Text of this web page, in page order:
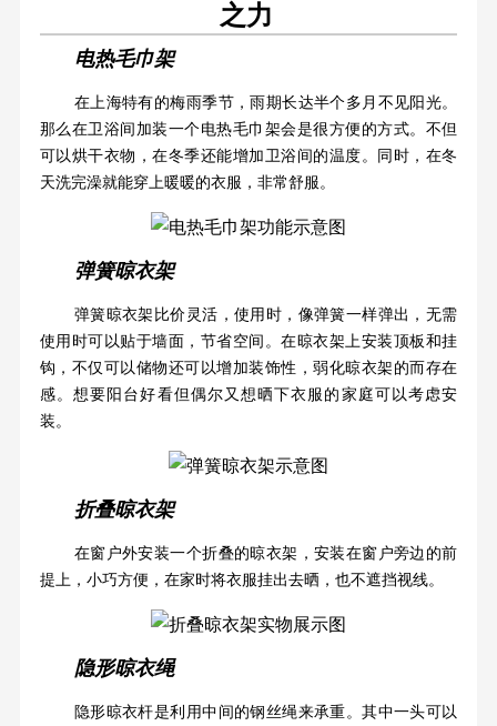
之力
电热毛巾架
在上海特有的梅雨季节，雨期长达半个多月不见阳光。
那么在卫浴间加装一个电热毛巾架会是很方便的方式。不但
可以烘干衣物，在冬季还能增加卫浴间的温度。同时，在冬
天洗完澡就能穿上暖暖的衣服，非常舒服。
弹簧晾衣架
弹簧晾衣架比价灵活，使用时，像弹簧一样弹出，无需
使用时可以贴于墙面，节省空间。在晾衣架上安装顶板和挂
钩，不仅可以储物还可以增加装饰性，弱化晾衣架的而存在
感。想要阳台好看但偶尔又想晒下衣服的家庭可以考虑安
装。
折叠晾衣架
在窗户外安装一个折叠的晾衣架，安装在窗户旁边的前
提上，小巧方便，在家时将衣服挂出去晒，也不遮挡视线。
隐形晾衣绳
隐形晾衣杆是利用中间的钢丝绳来承重。其中一头可以